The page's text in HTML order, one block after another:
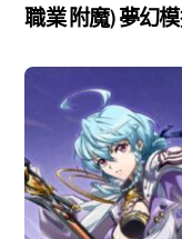
職業 附魔) 夢幻